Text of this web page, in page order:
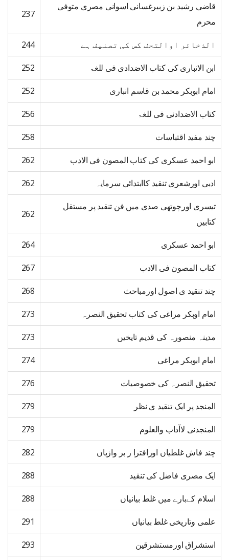
قاضی رشید بن زبیرغسانی اسوانی مصری متوفی
محرم
237
الذخائر اوالتحف کس کی تصنیف ہے 244
ابن الانباری کی کتاب الاضدادی فی للغۃ 252
امام ابوبکر محمد بن قاسم انباری 252
کتاب الاضدادنی فی للغۃ 256
چند مفید اقتباسات 258
ابو احمد عسکری کی کتاب المصون فی الادب 262
ادبی اورشعری تنقید کاابتدائی سرمایہ 262
تیسری اورچوتھی صدی میں فن تنقید پر مستقل
کتابیں
262
ابو احمد عسکری 264
کتاب المصون فی الادب 267
چند تنقید ی اصول اورمباحث 268
امام اوبکر مراغی کی کتاب تحقیق النصرہ 273
مدینہ منصورہ کی قدیم تایخیں 273
امام ابوبکر مراغی 274
تحقیق النصرہ کی خصوصیات 276
المنجد پر ایک تنقید ی نظر 279
المنجدنی لاآداب والعلوم 279
چند فاش غلطیاں اورافترا ر بر وازیاں 282
ایک مصری فاضل کی تنقید 288
اسلام کےبارے میں غلط بیانیاں 288
علمی وتاریخی غلط بیانیاں 291
استشراق اورمستشرقین 293